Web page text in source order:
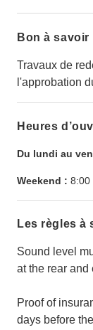
Bon à savoir
Travaux de
l'approbation
Heures
Du lundi au
Weekend : 8:00
Les règles à
Sound level
at the rear and
Proof of
days before